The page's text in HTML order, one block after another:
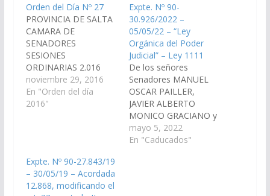
Orden del Día Nº 27
PROVINCIA DE SALTA
CAMARA DE
SENADORES
SESIONES
ORDINARIAS 2.016
ORDEN DEL DIA Nº 27
(Dictámenes de
Comisiones ingresados
1.- En revisión, sobre
promoción, protección
y fomento de la
noviembre 29, 2016
En "Orden del día
2016"
Expte. Nº 90-
30.926/2022 –
05/05/22 – “Ley
Orgánica del Poder
Judicial” – Ley 1111
De los señores
Senadores MANUEL
OSCAR PAILLER,
JAVIER ALBERTO
MONICO GRACIANO y
WALTER RAUL WAYAR
modificando el artículo
mayo 5, 2022
En "Caducados"
Expte. Nº 90-27.843/19
– 30/05/19 – Acordada
12.868, modificando el